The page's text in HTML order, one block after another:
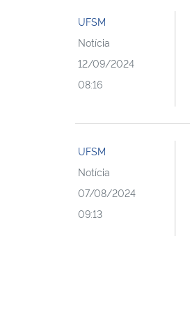
UFSM
Notícia
12/09/2024
08:16
UFSM
Notícia
07/08/2024
09:13